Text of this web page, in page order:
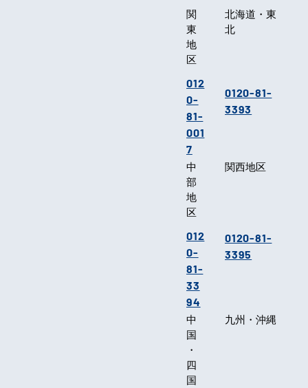
関
東
地
区
012
0-
81-
001
7
北海道・東
北
0120-81-
3393
中
部
地
区
012
0-
81-
33
94
関西地区
0120-81-
3395
中
国
・
四
国
九州・沖縄